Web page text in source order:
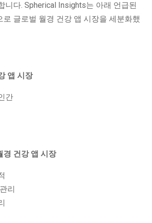
니다. Spherical Insights는 아래 언급된
글로벌 월경 건강 앱 시장을 세분화했
앱 시장
간
경 건강 앱 시장
리